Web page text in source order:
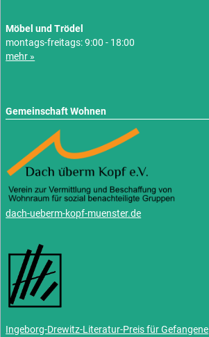
Möbel und Trödel
montags-freitags: 9:00 - 18:00
mehr »
Gemeinschaft Wohnen
dach-ueberm-kopf-muenster.de
Ingeborg-Drewitz-Literatur-Preis für Gefangene